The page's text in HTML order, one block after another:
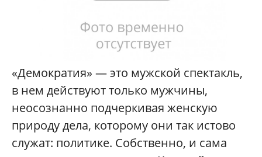
«Демократия» — это мужской спектакль,
в нем действуют только мужчины,
неосознанно подчеркивая женскую
природу дела, которому они так истово
служат: политике. Собственно, и сама